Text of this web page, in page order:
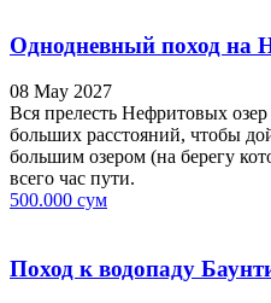
Однодневный поход на
08 May 2027
Вся прелесть Нефритовых
больших расстояний, чтобы
большим озером (на берегу
всего час пути.
500.000 сум
Поход к водопаду